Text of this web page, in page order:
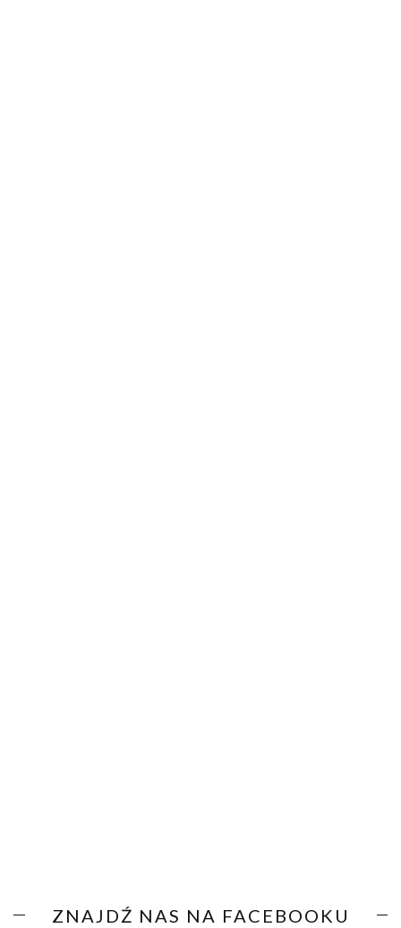
ZNAJDŹ NAS NA FACEBOOKU